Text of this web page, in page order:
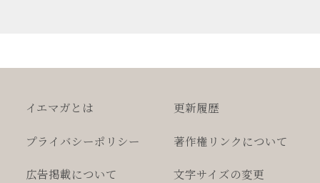
イエマガとは 更新履歴
プライバシーポリシー 著作権 リンクについて
広告掲載について 文字サイズの変更